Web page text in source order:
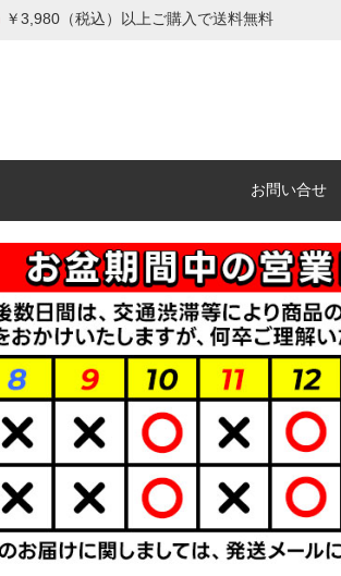
￥3,980（税込）以上ご購入で送料無料
お問い合せ